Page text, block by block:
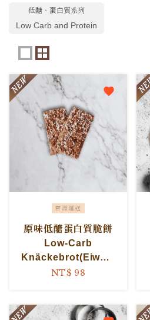
低醣、蛋白質系列
Low Carb and Protein
常溫運送
原味低醣蛋白質脆餅
Low-Carb
Knäckebrot(Eiweiß
reich)
Protein)...
NT$ 98